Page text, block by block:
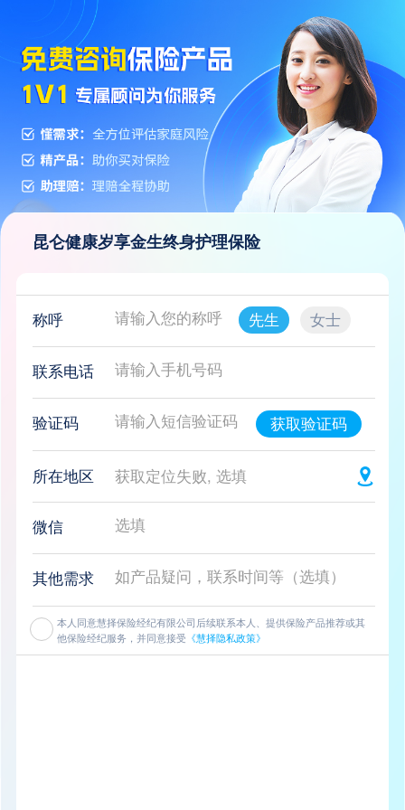
昆仑健康岁享金生终身护理保险
先生 女士
称呼
联系电话
验证码 获取验证码
所在地区 获取定位失败, 选填
微信
其他需求
本人同意慧择保险经纪有限公司后续联系本人、提供保险产品推荐或其
他保险经纪服务，并同意接受 《慧择隐私政策》